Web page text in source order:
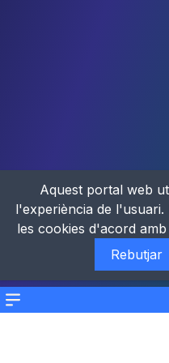
Menu
Aquest portal web
l'experiència de
les cookies d'acord
Rebutjar